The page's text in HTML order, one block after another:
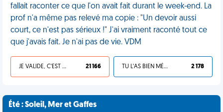
fallait raconter ce que l'on avait fait durant le week-end. La
prof n'a même pas relevé ma copie : "Un devoir aussi
court, ce n'est pas sérieux !" J'ai vraiment raconté tout ce
que j'avais fait. Je n'ai pas de vie. VDM
JE VALIDE, C'EST UNE VDM 21 166 TU L'AS BIEN MÉRITÉ 2 178
Été : Soleil, Mer et Gaffes